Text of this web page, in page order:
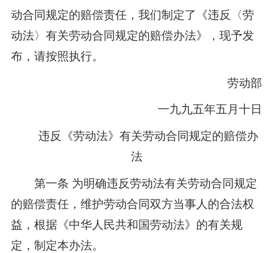
动合同规定的赔偿责任，我们制定了《违反〈劳
动法〉有关劳动合同规定的赔偿办法》，现予发
布，请按照执行。
劳动部
一九九五年五月十日
违反《劳动法》有关劳动合同规定的赔偿办
法
第一条 为明确违反劳动法有关劳动合同规定
的赔偿责任，维护劳动合同双方当事人的合法权
益，根据《中华人民共和国劳动法》的有关规
定，制定本办法。